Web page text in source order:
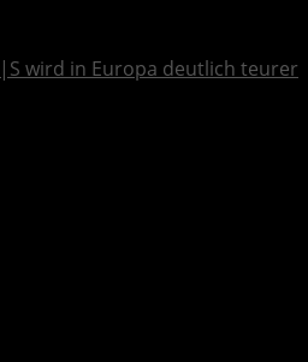
|S wird in Europa deutlich teurer